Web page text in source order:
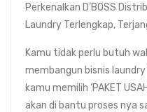
Perkenalkan D’BOSS
Laundry Terlengkap,
Kamu tidak perlu butuh
membangun bisnis
kamu memilih ‘PAKET
akan di bantu proses nya